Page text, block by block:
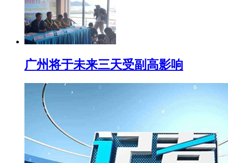
广州将于未来三天受副高影响